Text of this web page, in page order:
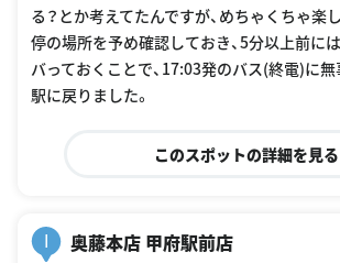
このスポットの詳細を見る
山梨県甲府市丸の内１丁目７-４